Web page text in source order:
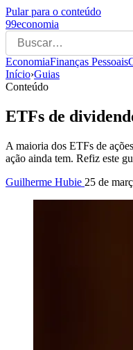
Pular para o conteúdo
99economia
EconomiaFinanças Pessoais
Início›Guias
Conteúdo
ETFs de
A maioria dos ETFs de
ação ainda tem. Refiz este
Guilherme Hubie 25 de